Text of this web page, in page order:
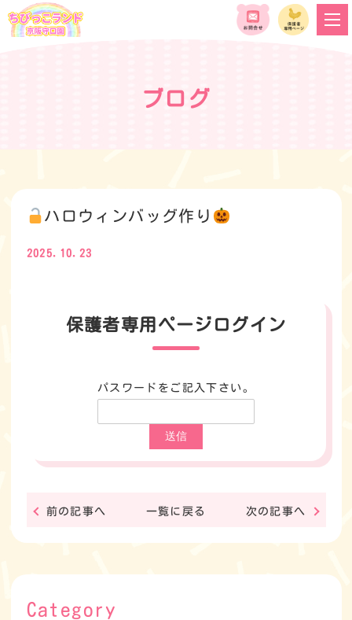
ブログ
ハロウィンバッグ作り
2025.10.23
保護者専用ページログイン
パスワードをご記入下さい。
前の記事へ 一覧に戻る 次の記事へ
Category